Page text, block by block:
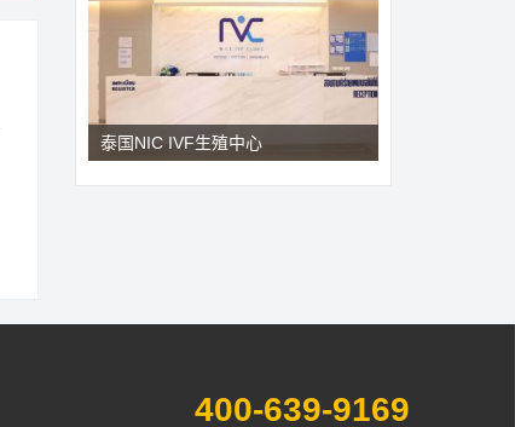
泰国NIC IVF生殖中心
400-639-9169